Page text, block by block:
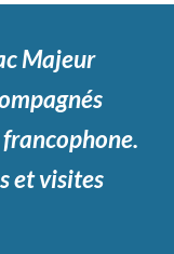
Majeur
et visites